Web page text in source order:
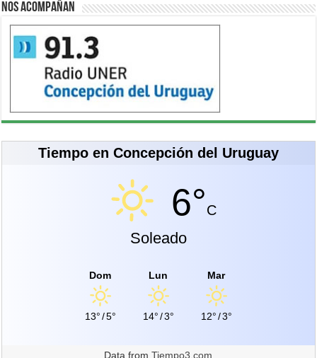
Nos acompañan
Tiempo en Concepción del Uruguay
6°C
Soleado
Dom
13°/5°
Lun
14°/3°
Mar
12°/3°
Data fromTiempo3.com